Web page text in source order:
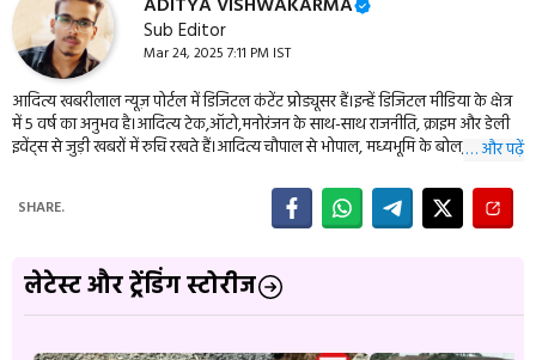
Sub Editor
Mar 24, 2025 7:11 PM IST
आदित्य खबरीलाल न्यूज़ पोर्टल में डिजिटल कंटेंट प्रोड्यूसर हैं।इन्हें डिजिटल मीडिया के क्षेत्र
में 5 वर्ष का अनुभव है।आदित्य टेक,ऑटो,मनोरंजन के साथ-साथ राजनीति, क्राइम और डेली
इवेंट्स से जुड़ी खबरों में रुचि रखते हैं।आदित्य चौपाल से भोपाल, मध्यभूमि के बोल,… और पढ़ें
SHARE.
लेटेस्ट और ट्रेंडिंग स्टोरीज